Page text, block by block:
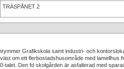
TRÄSPÅNET 2
Grafikskola samt industri- och
om ett flerbostadshusområde med lamellhus
talet. Den fd skolgården är asfalterad med